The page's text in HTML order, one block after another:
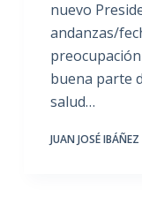
nuevo
andanzas/
buena parte
salud…
JUAN JOSÉ IBÁÑEZ